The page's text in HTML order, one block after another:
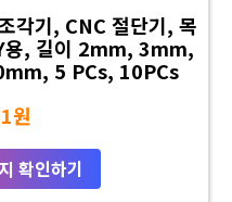
각기, CNC 절단기, 목
용, 길이 2mm, 3mm,
5 PCs, 10PCs
원
확인하기